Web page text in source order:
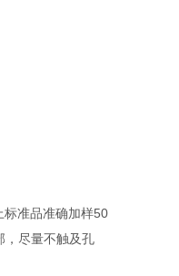
标准品准确加样50
，尽量不触及孔